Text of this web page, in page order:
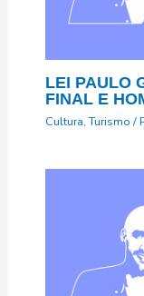
LEI PAULO
FINAL E
Cultura,Turismo/